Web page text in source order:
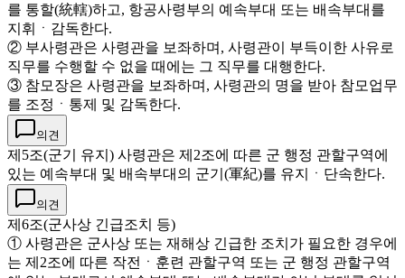
를 통할(統轄)하고, 항공사령부의 예속부대 또는 배속부대를
지휘ㆍ감독한다.
② 부사령관은 사령관을 보좌하며, 사령관이 부득이한 사유로
직무를 수행할 수 없을 때에는 그 직무를 대행한다.
③ 참모장은 사령관을 보좌하며, 사령관의 명을 받아 참모업무
를 조정ㆍ통제 및 감독한다.
의견
제5조(군기 유지) 사령관은 제2조에 따른 군 행정 관할구역에
있는 예속부대 및 배속부대의 군기(軍紀)를 유지ㆍ단속한다.
의견
제6조(군사상 긴급조치 등)
① 사령관은 군사상 또는 재해상 긴급한 조치가 필요한 경우에
는 제2조에 따른 작전ㆍ훈련 관할구역 또는 군 행정 관할구역